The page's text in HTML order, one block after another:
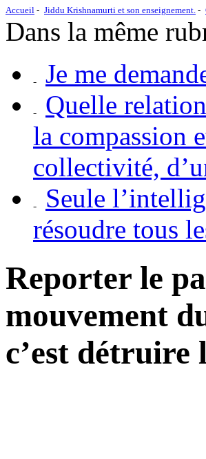
Accueil Jiddu Krishnamurti et son enseignement.
Dans la même
Je me
Quelle
la compassion
collectivité,
Seule
résoudre tous
Reporter le
mouvement
c’est détruire